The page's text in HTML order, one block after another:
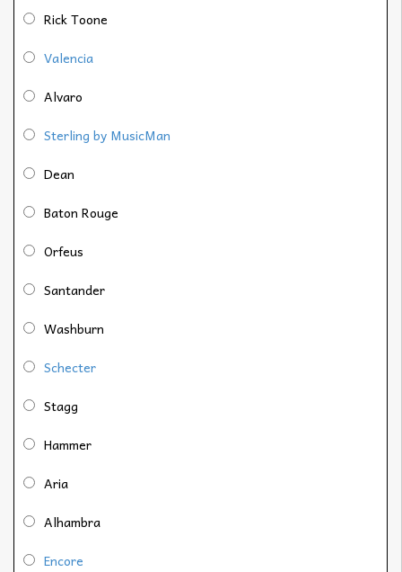
Rick Toone
Valencia
Alvaro
Sterling by MusicMan
Dean
Baton Rouge
Orfeus
Santander
Washburn
Schecter
Stagg
Hammer
Aria
Alhambra
Encore